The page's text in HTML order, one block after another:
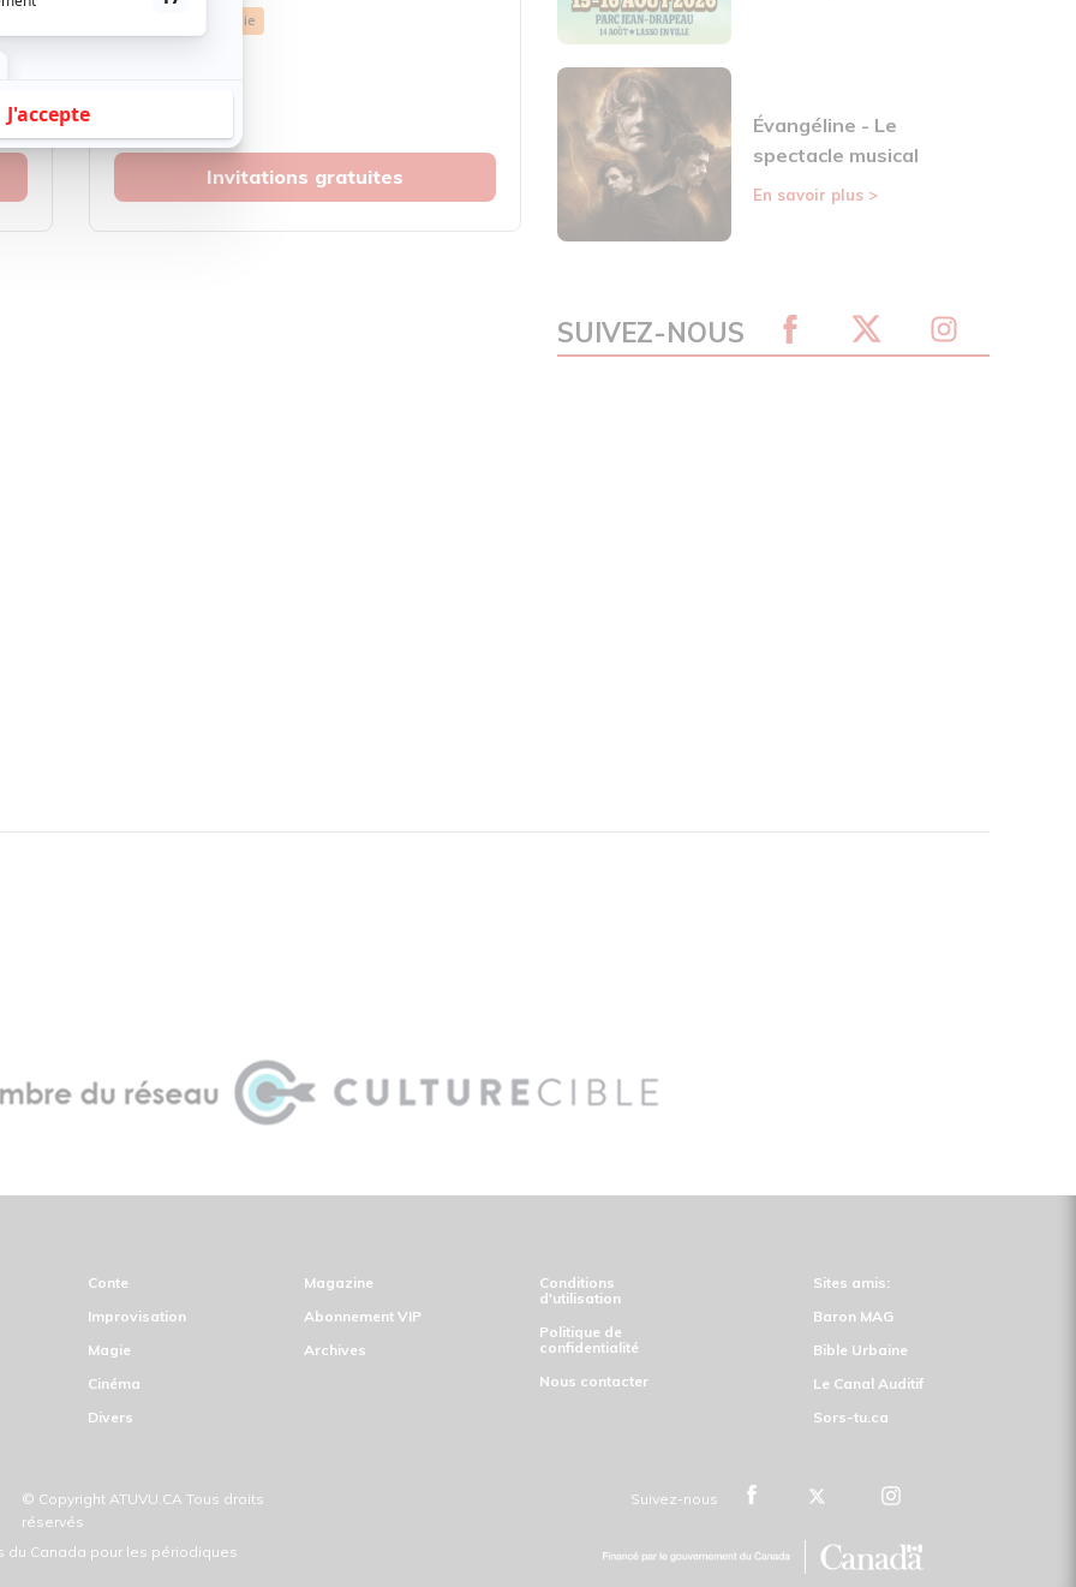
Comédie
Invitations gratuites
Évangéline - Le
spectacle musical
En savoir plus >
SUIVEZ-NOUS
Conte
Improvisation
Magie
Cinéma
Divers
Magazine
Abonnement VIP
Archives
Conditions
d'utilisation
Politique de
confidentialité
Nous contacter
Sites amis:
Baron MAG
Bible Urbaine
Le Canal Auditif
Sors-tu.ca
© Copyright ATUVU.CA Tous droits
réservés
Suivez-nous
du Canada pour les périodiques